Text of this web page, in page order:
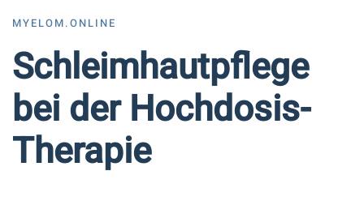
MYELOM.ONLINE
Schleimhautpflege
bei der Hochdosis-
Therapie